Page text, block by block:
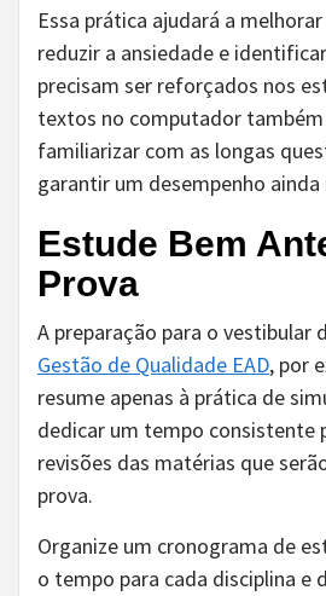
Essa prática ajudará a
reduzir a ansiedade e
precisam ser reforçados nos
textos no computador também
familiarizar com as longas
garantir um desempenho ainda
Estude Bem
Prova
A preparação para o vestibular
Gestão de Qualidade EAD, por
resume apenas à prática de
dedicar um tempo consistente
revisões das matérias que
prova.
Organize um cronograma de
o tempo para cada disciplina e